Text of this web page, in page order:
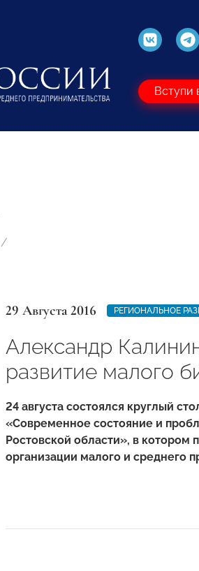
Вступи
29 Августа 2016 РЕГИОНАЛЬНОЕ
Александр
развитие малого
24 августа состоялся круглый
«Современное состояние и
Ростовской области», в
организации малого и среднего